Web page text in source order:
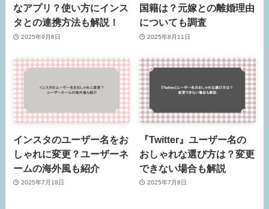
なアプリ？使い方にインス
タとの連携方法も解説！
2025年9月6日
国籍は？元嫁との離婚理由
についても調査
2025年8月11日
インスタのユーザー名をお
しゃれに変更？ユーザーネ
ームの海外風も紹介
2025年7月18日
『Twitter』ユーザー名の
おしゃれな選び方は？変更
できない場合も解説
2025年7月8日